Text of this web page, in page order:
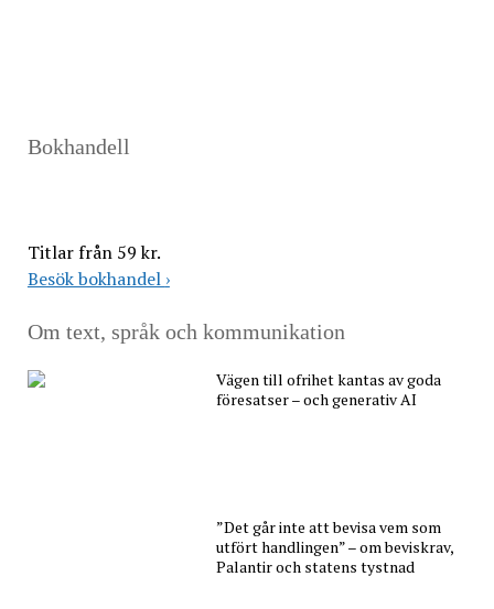
Bokhandell
Titlar från 59 kr.
Besök bokhandel ›
Om text, språk och kommunikation
Vägen till ofrihet kantas av goda
föresatser – och generativ AI
”Det går inte att bevisa vem som
utfört handlingen” – om beviskrav,
Palantir och statens tystnad